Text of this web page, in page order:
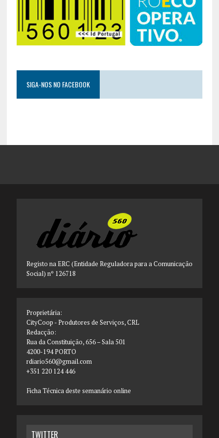
SIGA-NOS NO FACEBOOK
Registo na ERC (Entidade Reguladora para a Comunicação
Social) nº 126718
Proprietária:
CityCoop - Produtores de Serviços, CRL
Redacção:
Rua da Constituição, 656 – Sala 501
4200-194 PORTO
rdiario560@gmail.com
+351 220 124 446
Ficha Técnica deste semanário online
TWITTER